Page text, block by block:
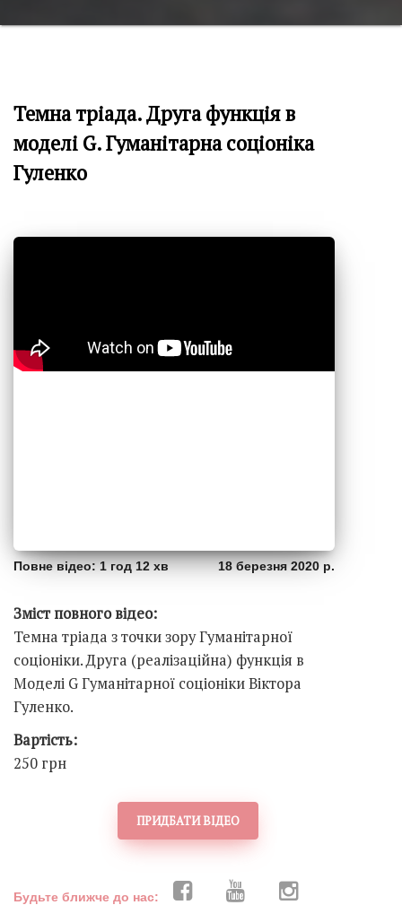
Темна тріада. Друга функція в
моделі G. Гуманітарна соціоніка
Гуленко
Повне відео: 1 год 12 хв 18 березня 2020 р.
Зміст повного відео:
Темна тріада з точки зору Гуманітарної
соціоніки. Друга (реалізаційна) функція в
Моделі G Гуманітарної соціоніки Віктора
Гуленко.
Вартість:
250 грн
ПРИДБАТИ ВІДЕО
Будьте ближче до нас: